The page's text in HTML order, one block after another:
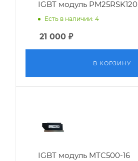
IGBT модуль PM25RSK120
Есть в наличии: 4
21 000 ₽
В КОРЗИНУ
IGBT модуль MTC500-16